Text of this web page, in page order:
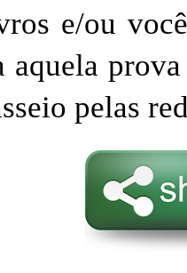
e/ou
aquela
pelas